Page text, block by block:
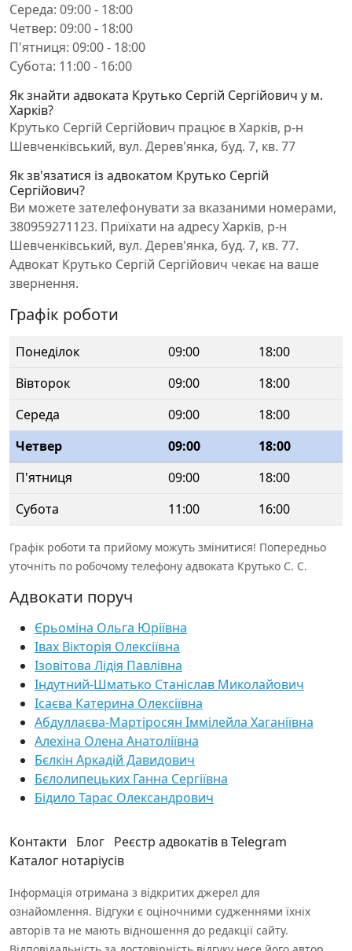
Середа: 09:00 - 18:00
Четвер: 09:00 - 18:00
П'ятниця: 09:00 - 18:00
Субота: 11:00 - 16:00
Як знайти адвоката Крутько Сергій Сергійович у м.
Харків?
Крутько Сергій Сергійович працює в Харків, р-н
Шевченківський, вул. Дерев'янка, буд. 7, кв. 77
Як зв'язатися із адвокатом Крутько Сергій
Сергійович?
Ви можете зателефонувати за вказаними номерами,
380959271123. Приїхати на адресу Харків, р-н
Шевченківський, вул. Дерев'янка, буд. 7, кв. 77.
Адвокат Крутько Сергій Сергійович чекає на ваше
звернення.
Графік роботи
Понеділок 09:00
18:00
Вівторок
09:00
18:00
Середа
09:00
18:00
Четвер
09:00
18:00
П'ятниця
09:00
18:00
Субота
11:00 16:00
Графік роботи та прийому можуть змінитися! Попередньо
уточніть по робочому телефону адвоката Крутько С. С.
Адвокати поруч
Єрьоміна Ольга Юріївна
Івах Вікторія Олексіївна
Ізовітова Лідія Павлівна
Індутний-Шматько Станіслав Миколайович
Ісаєва Катерина Олексіївна
Абдуллаєва-Мартіросян Іммілейла Хаганіївна
Алехіна Олена Анатоліївна
Бєлкін Аркадій Давидович
Бєлолипецьких Ганна Сергіївна
Бідило Тарас Олександрович
Контакти Блог Реєстр адвокатів в Telegram
Каталог нотаріусів
Інформація отримана з відкритих джерел для
ознайомлення. Відгуки є оціночними судженнями їхніх
авторів та не мають відношення до редакції сайту.